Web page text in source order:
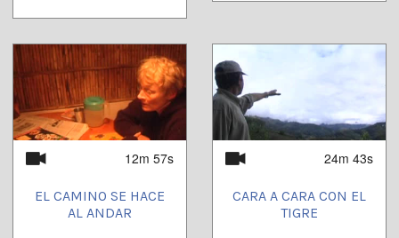
12m 57s
EL CAMINO SE HACE
AL ANDAR
24m 43s
CARA A CARA CON EL
TIGRE